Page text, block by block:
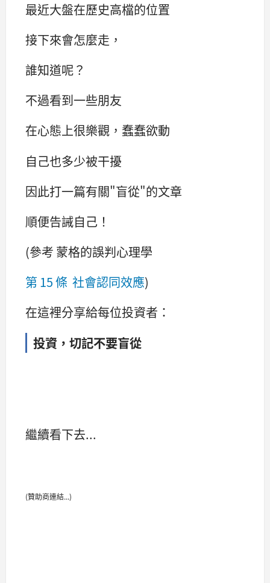
最近大盤在歷史高檔的位置
接下來會怎麼走，
誰知道呢？
不過看到一些朋友
在心態上很樂觀，蠢蠢欲動
自己也多少被干擾
因此打一篇有關"盲從"的文章
順便告誡自己！
(參考 蒙格的誤判心理學
第 15 條 社會認同效應)
在這裡分享給每位投資者：
投資，切記不要盲從
繼續看下去...
(贊助商連結...)